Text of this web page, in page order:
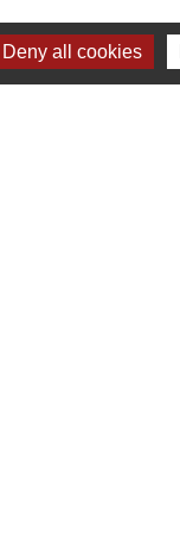
Deny all cookies